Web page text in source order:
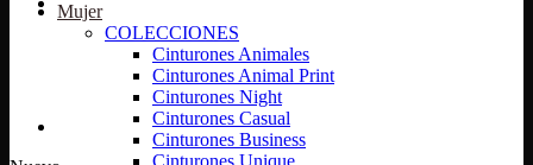
Mujer
COLECCIONES
Cinturones Animales
Cinturones Animal Print
Cinturones Night
Cinturones Casual
Cinturones Business
Cinturones Unique